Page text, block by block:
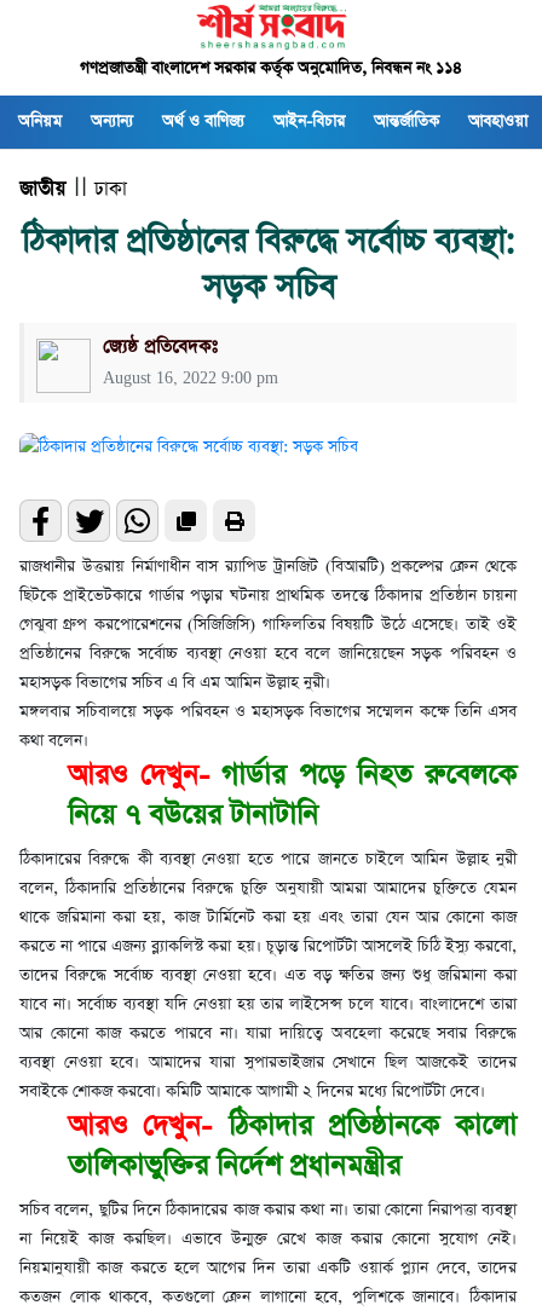
গণপ্রজাতন্ত্রী বাংলাদেশ সরকার কর্তৃক অনুমোদিত, নিবন্ধন নং ১১৪
অনিয়ম অন্যান্য অর্থ ও বাণিজ্য আইন-বিচার আন্তর্জাতিক আবহাওয়া
জাতীয়| |ঢাকা
ঠিকাদার প্রতিষ্ঠানের বিরুদ্ধে সর্বোচ্চ ব্যবস্থা:
সড়ক সচিব
জ্যেষ্ঠ প্রতিবেদকঃ
August 16, 2022 9:00 pm
রাজধানীর উত্তরায় নির্মাণাধীন বাস র‌্যাপিড ট্রানজিট (বিআরটি) প্রকল্পের ক্রেন থেকে
ছিটকে প্রাইভেটকারে গার্ডার পড়ার ঘটনায় প্রাথমিক তদন্তে ঠিকাদার প্রতিষ্ঠান চায়না
গেঝুবা গ্রুপ করপোরেশনের (সিজিজিসি) গাফিলতির বিষয়টি উঠে এসেছে। তাই ওই
প্রতিষ্ঠানের বিরুদ্ধে সর্বোচ্চ ব্যবস্থা নেওয়া হবে বলে জানিয়েছেন সড়ক পরিবহন ও
মহাসড়ক বিভাগের সচিব এ বি এম আমিন উল্লাহ নুরী।
মঙ্গলবার সচিবালয়ে সড়ক পরিবহন ও মহাসড়ক বিভাগের সম্মেলন কক্ষে তিনি এসব
কথা বলেন।
আরও দেখুন- গার্ডার পড়ে নিহত রুবেলকে
নিয়ে ৭ বউয়ের টানাটানি
ঠিকাদারের বিরুদ্ধে কী ব্যবস্থা নেওয়া হতে পারে জানতে চাইলে আমিন উল্লাহ নুরী
বলেন, ঠিকাদারি প্রতিষ্ঠানের বিরুদ্ধে চুক্তি অনুযায়ী আমরা আমাদের চুক্তিতে যেমন
থাকে জরিমানা করা হয়, কাজ টার্মিনেট করা হয় এবং তারা যেন আর কোনো কাজ
করতে না পারে এজন্য ব্ল্যাকলিস্ট করা হয়। চূড়ান্ত রিপোর্টটা আসলেই চিঠি ইস্যু করবো,
তাদের বিরুদ্ধে সর্বোচ্চ ব্যবস্থা নেওয়া হবে। এত বড় ক্ষতির জন্য শুধু জরিমানা করা
যাবে না। সর্বোচ্চ ব্যবস্থা যদি নেওয়া হয় তার লাইসেন্স চলে যাবে। বাংলাদেশে তারা
আর কোনো কাজ করতে পারবে না। যারা দায়িত্বে অবহেলা করেছে সবার বিরুদ্ধে
ব্যবস্থা নেওয়া হবে। আমাদের যারা সুপারভাইজার সেখানে ছিল আজকেই তাদের
সবাইকে শোকজ করবো। কমিটি আমাকে আগামী ২ দিনের মধ্যে রিপোর্টটা দেবে।
আরও দেখুন- ঠিকাদার প্রতিষ্ঠানকে কালো
তালিকাভুক্তির নির্দেশ প্রধানমন্ত্রীর
সচিব বলেন, ছুটির দিনে ঠিকাদারের কাজ করার কথা না। তারা কোনো নিরাপত্তা ব্যবস্থা
না নিয়েই কাজ করছিল। এভাবে উন্মুক্ত রেখে কাজ করার কোনো সুযোগ নেই।
নিয়মানুযায়ী কাজ করতে হলে আগের দিন তারা একটি ওয়ার্ক প্ল্যান দেবে, তাদের
কতজন লোক থাকবে, কতগুলো ক্রেন লাগানো হবে, পুলিশকে জানাবে। ঠিকাদার